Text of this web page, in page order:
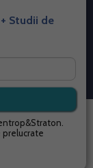
Studii de
prelucrate